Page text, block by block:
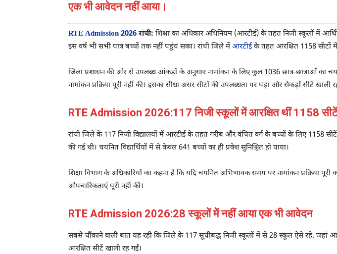
एक भी आवेदन नहीं आया।
RTE Admission 2026 रांची: शिक्षा का अधिकार अधिनियम (आरटीई) के तहत निजी स्कूलों में
इस वर्ष भी सभी पात्र बच्चों तक नहीं पहुंच सका। रांची जिले मेंआरटीईके तहत आरक्षित 1158 सीटों
जिला प्रशासन की ओर से उपलब्ध आंकड़ों के अनुसार नामांकन के लिए कुल 1036 छात्र-छात्राओं का
नामांकन प्रक्रिया पूरी नहीं की। इसका सीधा असर सीटों की उपलब्धता पर पड़ा और सैकड़ों सीटें खाली
RTE Admission 2026:117 निजी स्कूलों में आरक्षित थीं 1158
रांची जिले के 117 निजी विद्यालयों में आरटीई के तहत गरीब और वंचित वर्ग के बच्चों के लिए 1158
की गई थी। चयनित विद्यार्थियों में से केवल 641 बच्चों का ही प्रवेश सुनिश्चित हो पाया।
शिक्षा विभाग के अधिकारियों का कहना है कि यदि चयनित अभिभावक समय पर नामांकन प्रक्रिया
औपचारिकताएं पूरी नहीं कीं।
RTE Admission 2026:28 स्कूलों में नहीं आया एक भी आवेदन
सबसे चौंकाने वाली बात यह रही कि जिले के 117 सूचीबद्ध निजी स्कूलों में से 28 स्कूल ऐसे रहे, जहां
आरक्षित सीटें खाली रह गईं।